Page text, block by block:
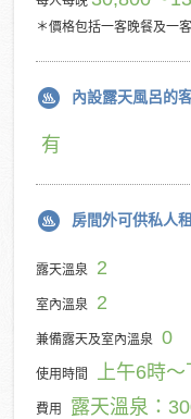
＊價格包括一客晚餐及一
內設露天風呂的
有
房間外可供私人
露天溫泉 2
室內溫泉 2
兼備露天及室內溫泉 0
使用時間 上午6時
費用
露天溫泉：